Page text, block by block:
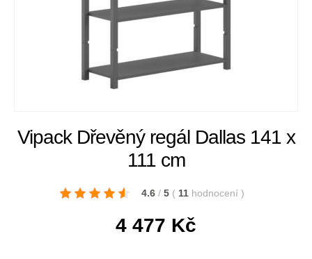
Vipack Dřevěný regál Dallas 141 x
111 cm
4.6 / 5 ( 11 hodnocení )
4 477 Kč